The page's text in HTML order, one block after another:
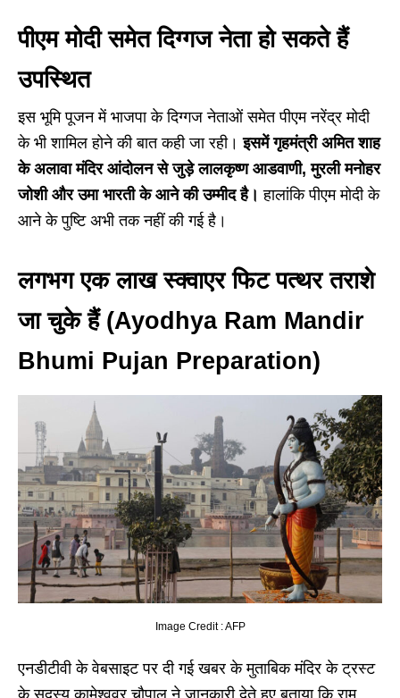
पीएम मोदी समेत दिग्गज नेता हो सकते हैं
उपस्थित
इस भूमि पूजन में भाजपा के दिग्गज नेताओं समेत पीएम नरेंद्र मोदी
के भी शामिल होने की बात कही जा रही। इसमें गृहमंत्री अमित शाह
के अलावा मंदिर आंदोलन से जुड़े लालकृष्ण आडवाणी, मुरली मनोहर
जोशी और उमा भारती के आने की उम्मीद है। हालांकि पीएम मोदी के
आने के पुष्टि अभी तक नहीं की गई है।
लगभग एक लाख स्क्वाएर फिट पत्थर तराशे
जा चुके हैं (Ayodhya Ram Mandir
Bhumi Pujan Preparation)
Image Credit : AFP
एनडीटीवी के वेबसाइट पर दी गई खबर के मुताबिक मंदिर के ट्रस्ट